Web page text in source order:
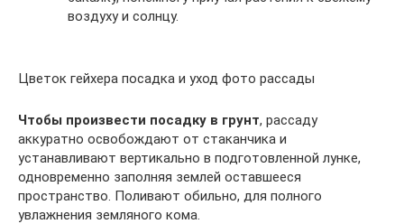
воздуху и солнцу.
Цветок гейхера посадка и уход фото рассады
Чтобы произвести посадку в грунт, рассаду
аккуратно освобождают от стаканчика и
устанавливают вертикально в подготовленной лунке,
одновременно заполняя землей оставшееся
пространство. Поливают обильно, для полного
увлажнения земляного кома.